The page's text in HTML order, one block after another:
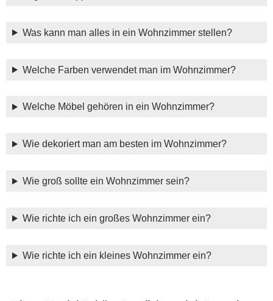
Was kann man alles in ein Wohnzimmer stellen?
Welche Farben verwendet man im Wohnzimmer?
Welche Möbel gehören in ein Wohnzimmer?
Wie dekoriert man am besten im Wohnzimmer?
Wie groß sollte ein Wohnzimmer sein?
Wie richte ich ein großes Wohnzimmer ein?
Wie richte ich ein kleines Wohnzimmer ein?